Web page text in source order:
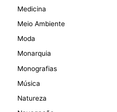
Medicina
Meio Ambiente
Moda
Monarquia
Monografias
Música
Natureza